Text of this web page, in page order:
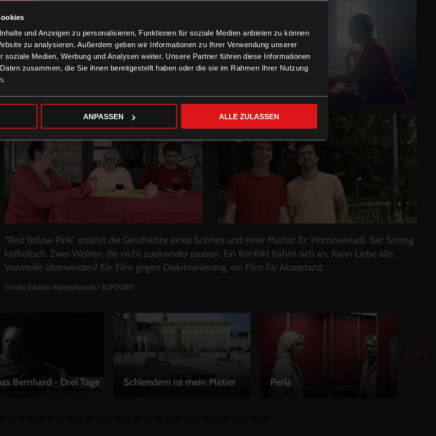
und Anzeigen zu personalisieren, Funktionen für soziale Medien anbieten zu können
zu analysieren. Außerdem geben wir Informationen zu Ihrer Verwendung unserer
soziale Medien, Werbung und Analysen weiter. Unsere Partner führen diese Informationen
zusammen, die Sie ihnen bereitgestellt haben oder die sie im Rahmen Ihrer Nutzung
ANPASSEN ALLE ZULASSEN
“Red Yellow Pink” erzählt die Geschichte eines Sohnes und einer Mutter. Er: Homosexuell. Sie: Streng
katholisch. Zwei Welten, die nicht zueinander passen. Ein Konflikt bahnt sich an. Kann Liebe alle
Vorurteile überwinden? Ein Film gegen Diskriminierung, ein Film für Akzeptanz.
Credits: Jolanta Warpechowski / SOPOGRO
Bernhard - Drei Tage Schlendern ist mein Metier
LEIHEN Perla
LEIHEN